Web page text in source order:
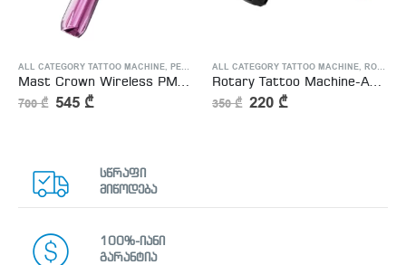
MACHINE ,TATTOO SUPPLY
ALL CATEGORY TATTOO MACHINE, PERMANENT MAKEUP MACHINE
700₾ 545 ₾
ALL CATEGORY TATTOO MACHINE, ROTARY TATTOO MACHINE
350₾ 220 ₾
სწრაფი
მიწოდება
100%-იანი
გარანტია